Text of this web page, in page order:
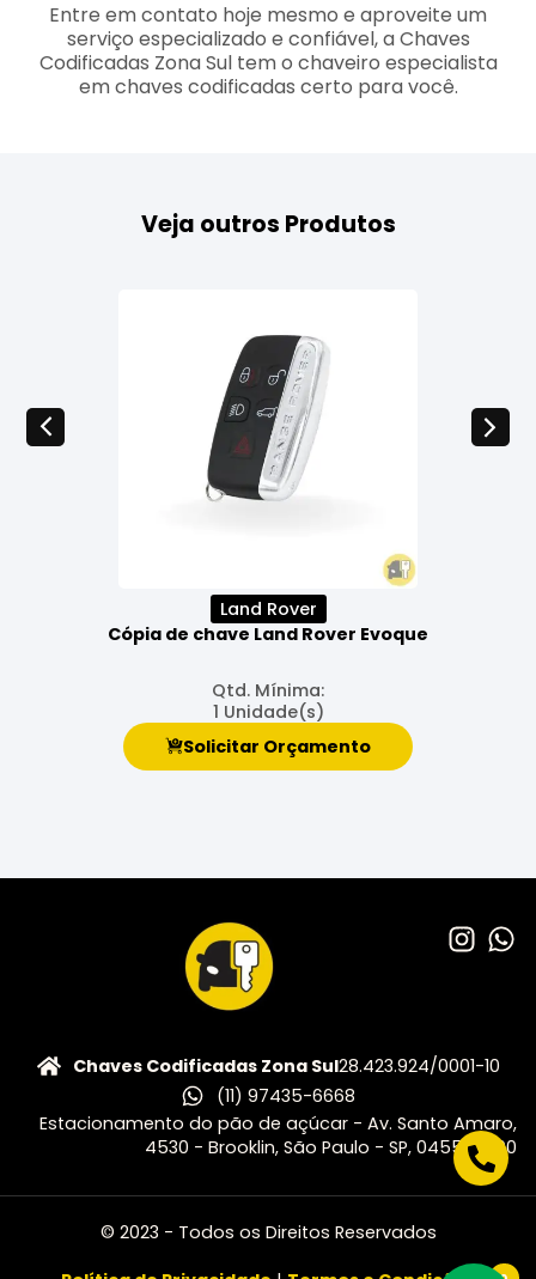
Entre em contato hoje mesmo e aproveite um
serviço especializado e confiável, a Chaves
Codificadas Zona Sul tem o chaveiro especialista
em chaves codificadas certo para você.
Veja outros Produtos
Land Rover
Cópia de chave Land Rover Evoque
Qtd. Mínima:
1 Unidade(s)
Solicitar Orçamento
Chaves Codificadas Zona Sul28.423.924/0001-10
(11) 97435-6668
Estacionamento do pão de açúcar - Av. Santo Amaro,
4530 - Brooklin, São Paulo - SP, 04556-500
© 2023 - Todos os Direitos Reservados